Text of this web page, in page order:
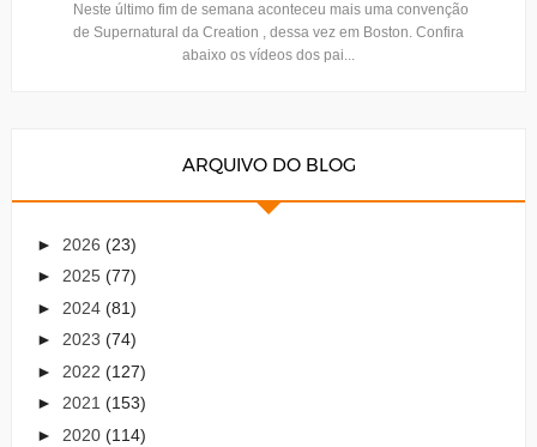
Neste último fim de semana aconteceu mais uma convenção
de Supernatural da Creation , dessa vez em Boston. Confira
abaixo os vídeos dos pai...
ARQUIVO DO BLOG
► 2026 (23)
► 2025 (77)
► 2024 (81)
► 2023 (74)
► 2022 (127)
► 2021 (153)
► 2020 (114)